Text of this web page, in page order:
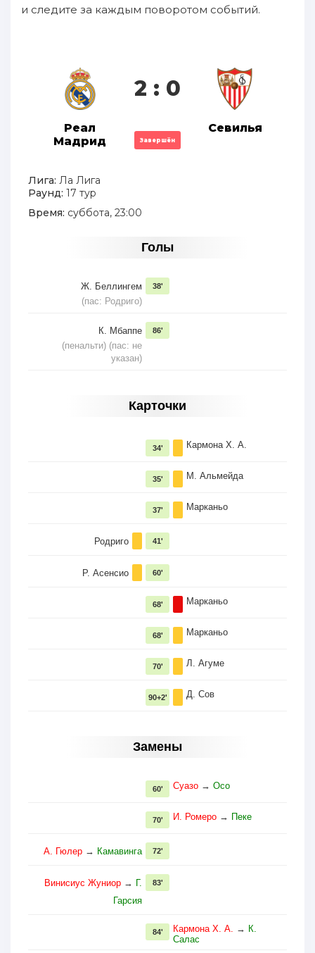
и следите за каждым поворотом событий.
Реал
Мадрид
2 : 0
Завершён
Севилья
Лига: Ла Лига
Раунд: 17 тур
Время: суббота, 23:00
Голы
Ж. Беллингем
(пас: Родриго)
38'
К. Мбаппе
(пенальти) (пас: не
указан)
86'
Карточки
Кармона Х. А.
34'
М. Альмейда
35'
Марканьо
37'
Родриго 41'
Р. Асенсио 60'
Марканьо
68'
Марканьо
68'
Л. Агуме
70'
Д. Сов
90+2'
Замены
Суазо → Осо
60'
И. Ромеро → Пеке
70'
А. Гюлер → Камавинга 72'
Винисиус Жуниор → Г.
Гарсия
83'
Кармона Х. А. → К.
Салас
84'